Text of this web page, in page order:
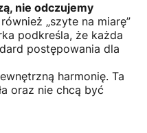
nie odczujemy
„szyte na miarę”
podkreśla, że każda
postępowania dla
harmonię. Ta
oraz nie chcą być